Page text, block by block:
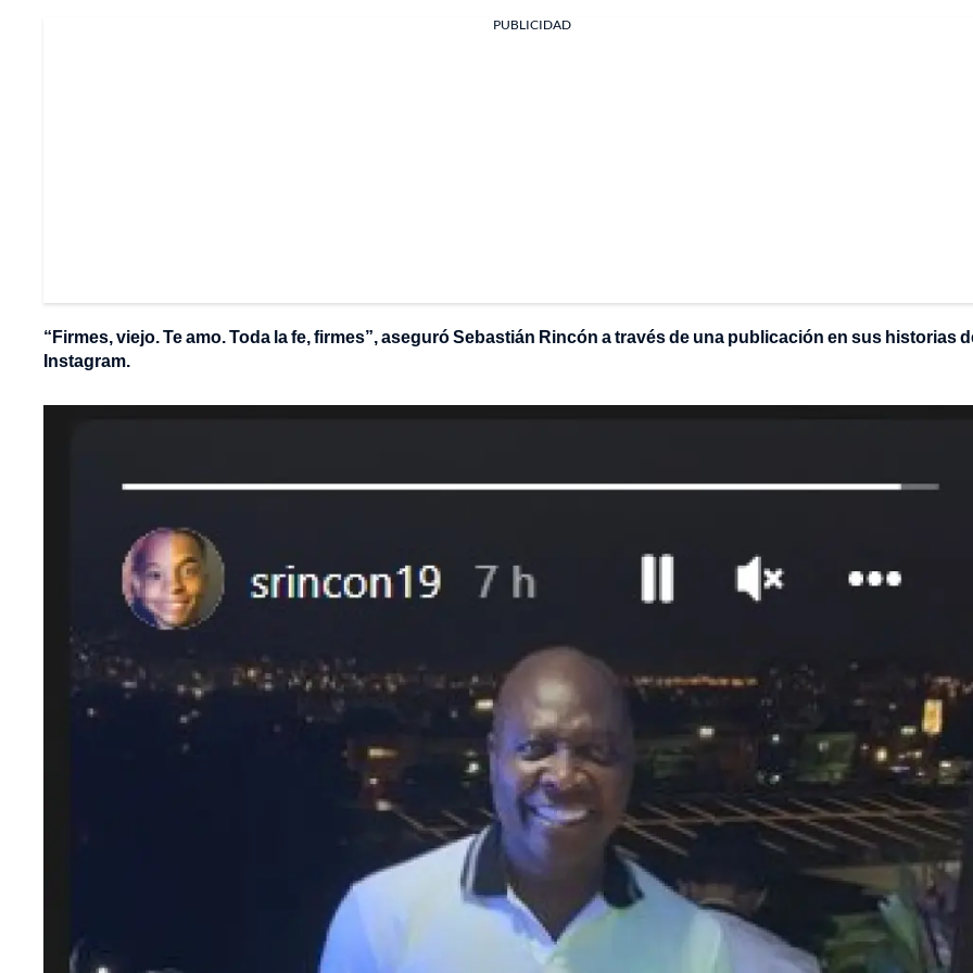
PUBLICIDAD
“Firmes, viejo. Te amo. Toda la fe, firmes”, aseguró Sebastián Rincón a través de una publicación en sus historias
Instagram.